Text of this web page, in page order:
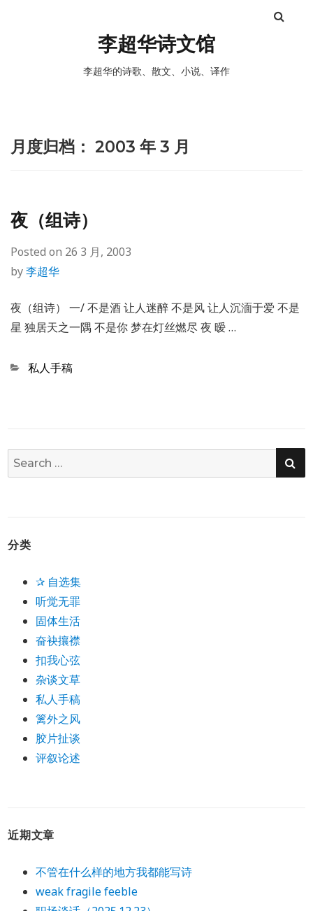
李超华诗文馆
李超华的诗歌、散文、小说、译作
月度归档： 2003 年 3 月
夜（组诗）
Posted on 26 3 月, 2003
by李超华
夜（组诗） 一/ 不是酒 让人迷醉 不是风 让人沉湎于爱 不是
星 独居天之一隅 不是你 梦在灯丝燃尽 夜 暧 …
Categories
私人手稿
Search
for:
分类
✰ 自选集
听觉无罪
固体生活
奋袂攘襟
扣我心弦
杂谈文草
私人手稿
篱外之风
胶片扯谈
评叙论述
近期文章
不管在什么样的地方我都能写诗
weak fragile feeble